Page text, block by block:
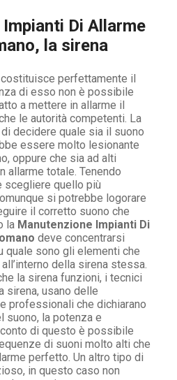
Di Allarme
la sirena
perfettamente il
di esso non è possibile
a mettere in allarme il
le autorità competenti. La
decidere quale sia il suono
essere molto lesionante
oppure che sia ad alti
allarme totale. Tenendo
scegliere quello più
si potrebbe logorare
il corretto suono che
la Manutenzione Impianti Di
deve concentrarsi
quale sono gli elementi che
della sirena stessa.
la sirena funzioni, i tecnici
sirena, usano delle
professionali che dichiarano
suono, la potenza e
conto di questo è possibile
di suoni molto alti che
perfetto. Un altro tipo di
in questo caso non